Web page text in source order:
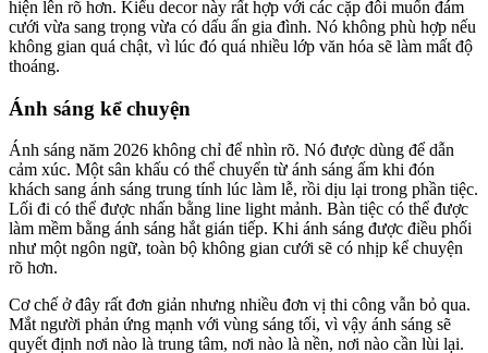
hiện lên rõ hơn. Kiểu decor này rất hợp với các cặp đôi muốn đám
cưới vừa sang trọng vừa có dấu ấn gia đình. Nó không phù hợp nếu
không gian quá chật, vì lúc đó quá nhiều lớp văn hóa sẽ làm mất độ
thoáng.
Ánh sáng kể chuyện
Ánh sáng năm 2026 không chỉ để nhìn rõ. Nó được dùng để dẫn
cảm xúc. Một sân khấu có thể chuyển từ ánh sáng ấm khi đón
khách sang ánh sáng trung tính lúc làm lễ, rồi dịu lại trong phần tiệc.
Lối đi có thể được nhấn bằng line light mảnh. Bàn tiệc có thể được
làm mềm bằng ánh sáng hắt gián tiếp. Khi ánh sáng được điều phối
như một ngôn ngữ, toàn bộ không gian cưới sẽ có nhịp kể chuyện
rõ hơn.
Cơ chế ở đây rất đơn giản nhưng nhiều đơn vị thi công vẫn bỏ qua.
Mắt người phản ứng mạnh với vùng sáng tối, vì vậy ánh sáng sẽ
quyết định nơi nào là trung tâm, nơi nào là nền, nơi nào cần lùi lại.